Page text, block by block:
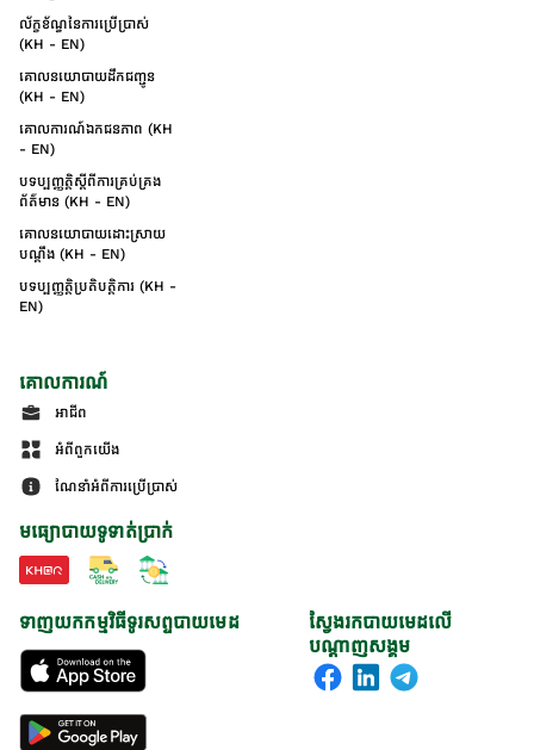
ល័ក្ខខ័ណ្ឌនៃការប្រើប្រាស់
(KH - EN)
គោលនយោបាយដឹកជញ្ជូន
(KH - EN)
គោលការណ៍ឯកជនភាព (KH
- EN)
បទប្បញ្ញត្តិស្តីពីការគ្រប់គ្រង
ព័ត៌មាន (KH - EN)
គោលនយោបាយដោះស្រាយ
បណ្ដឹង (KH - EN)
បទប្បញ្ញត្តិប្រតិបត្តិការ (KH -
EN)
គោលការណ៍
អាជីព
អំពីពួកយើង
ណែនាំអំពីការប្រើប្រាស់
មធ្យោបាយទូទាត់ប្រាក់
ស្វែងរកបាយមេដលើ
បណ្តាញសង្គម
ទាញយកកម្មវិធីទូរសព្ទបាយមេដ